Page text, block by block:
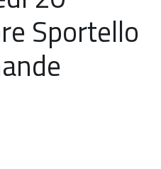
Sportello